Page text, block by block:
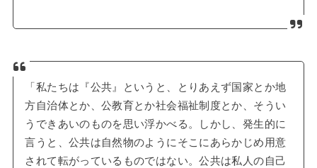
「私たちは『公共』というと、とりあえず国家とか地
方自治体とか、公教育とか社会福祉制度とか、そうい
うできあいのものを思い浮かべる。しかし、発生的に
言うと、公共は自然物のようにそこにあらかじめ用意
されて転がっているものではない。公共は私人の自己